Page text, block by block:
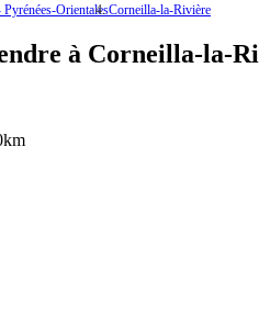
Pyrénées-OrientalesCorneilla-la-Rivière
à Corneilla-la-